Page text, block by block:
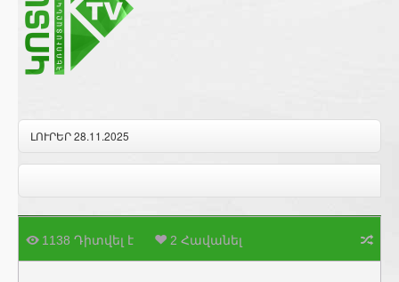
ԼՈՒՐԵՐ 28.11.2025
1138 Դիտվել է 2 Հավանել